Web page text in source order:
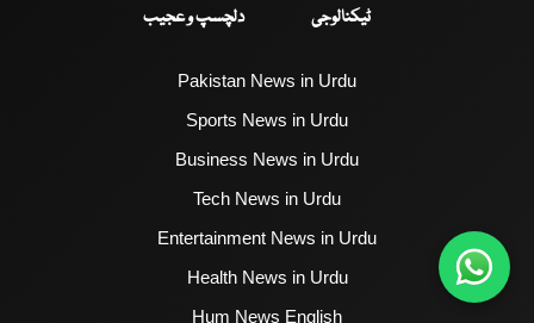
ٹیکنالوجی
دلچسپ و عجیب
Pakistan News in Urdu
Sports News in Urdu
Business News in Urdu
Tech News in Urdu
Entertainment News in Urdu
Health News in Urdu
Hum News English